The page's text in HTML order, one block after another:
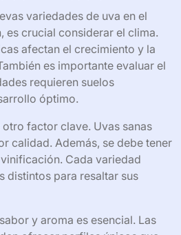
se prefieren uvas
En resumen, las mejores
el perfil de vino, el clima, el
al
de vinificación?
variedades de uva en el
es crucial considerar el clima.
afectan el crecimiento y la
requieren suelos